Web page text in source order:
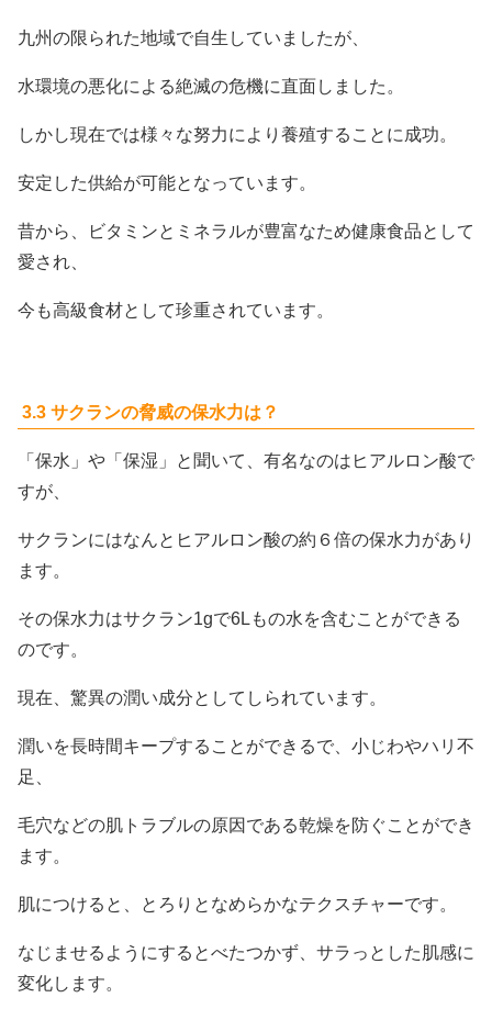
九州の限られた地域で自生していましたが、
水環境の悪化による絶滅の危機に直面しました。
しかし現在では様々な努力により養殖することに成功。
安定した供給が可能となっています。
昔から、ビタミンとミネラルが豊富なため健康食品として
愛され、
今も高級食材として珍重されています。
3.3 サクランの脅威の保水力は？
「保水」や「保湿」と聞いて、有名なのはヒアルロン酸で
すが、
サクランにはなんとヒアルロン酸の約６倍の保水力があり
ます。
その保水力はサクラン1gで6Lもの水を含むことができる
のです。
現在、驚異の潤い成分としてしられています。
潤いを長時間キープすることができるで、小じわやハリ不
足、
毛穴などの肌トラブルの原因である乾燥を防ぐことができ
ます。
肌につけると、とろりとなめらかなテクスチャーです。
なじませるようにするとべたつかず、サラっとした肌感に
変化します。